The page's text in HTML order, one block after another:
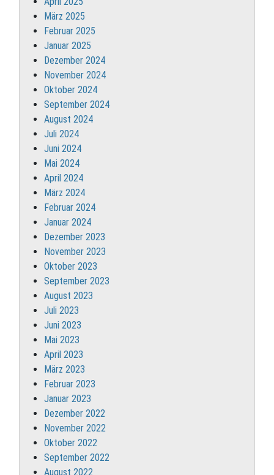
März 2025
Februar 2025
Januar 2025
Dezember 2024
November 2024
Oktober 2024
September 2024
August 2024
Juli 2024
Juni 2024
Mai 2024
April 2024
März 2024
Februar 2024
Januar 2024
Dezember 2023
November 2023
Oktober 2023
September 2023
August 2023
Juli 2023
Juni 2023
Mai 2023
April 2023
März 2023
Februar 2023
Januar 2023
Dezember 2022
November 2022
Oktober 2022
September 2022
August 2022